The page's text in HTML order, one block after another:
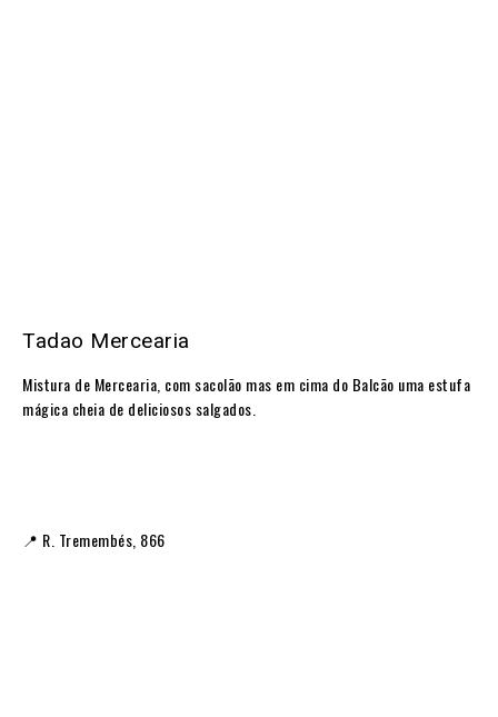
Tadao Mercearia
Mistura de Mercearia, com sacolão mas em cima do Balcão uma estufa
mágica cheia de deliciosos salgados.
📍 R. Tremembés, 866